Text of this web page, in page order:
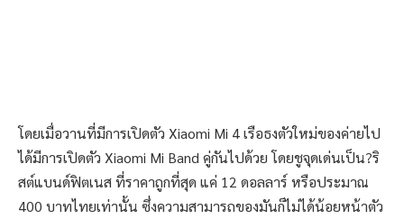
โดยเมื่อวานที่มีการเปิดตัว Xiaomi Mi 4 เรือธงตัวใหม่ของค่ายไป
ได้มีการเปิดตัว Xiaomi Mi Band คู่กันไปด้วย โดยชูจุดเด่นเป็น?ริ
สต์แบนด์ฟิตเนส ที่ราคาถูกที่สุด แค่ 12 ดอลลาร์ หรือประมาณ
400 บาทไทยเท่านั้น ซึ่งความสามารถของมันก็ไม่ได้น้อยหน้าตัว